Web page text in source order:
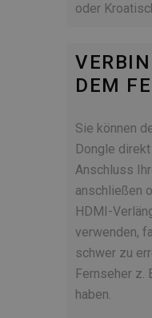
oder
DEM
Sie können
Dongle
Anschluss
anschließen
HDMI-
verwenden,
schwer zu
Fernseher z.
haben.